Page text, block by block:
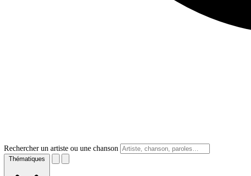
Rechercher un artiste ou une chanson
Thématiques